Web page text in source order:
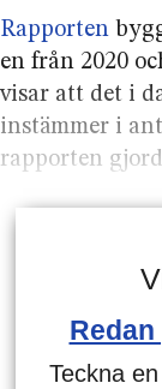
Rapporten
en från 2020
visar att det i
instämmer i
rapporten
Teckna